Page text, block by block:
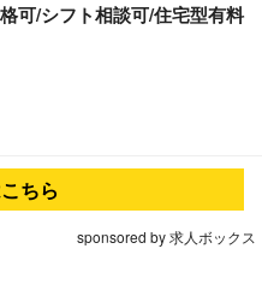
可/シフト相談可/住宅型有料
ちら
sponsored by 求人ボックス